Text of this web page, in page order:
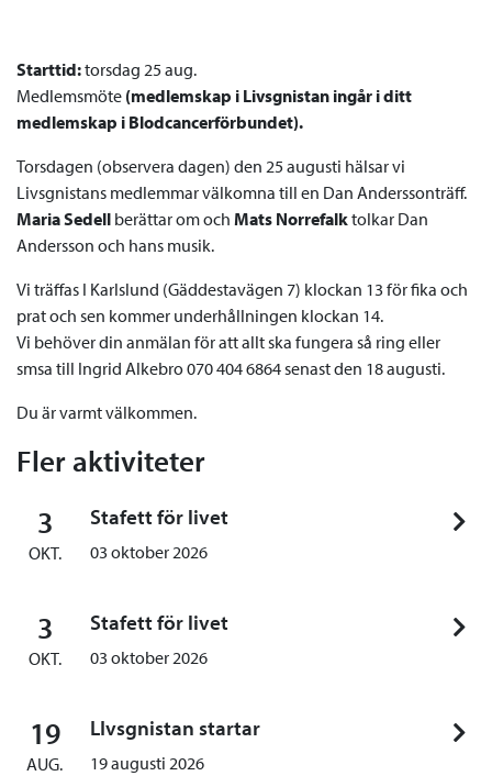
Starttid:torsdag 25 aug.
Medlemsmöte (medlemskap i Livsgnistan ingår i ditt
medlemskap i Blodcancerförbundet).
Torsdagen (observera dagen) den 25 augusti hälsar vi
Livsgnistans medlemmar välkomna till en Dan Anderssonträff.
Maria Sedell berättar om och Mats Norrefalktolkar Dan
Andersson och hans musik.
Vi träffas I Karlslund (Gäddestavägen 7) klockan 13 för fika och
prat och sen kommer underhållningen klockan 14.
Vi behöver din anmälan för att allt ska fungera så ring eller
smsa till Ingrid Alkebro 070 404 6864 senast den 18 augusti.
Du är varmt välkommen.
Fler aktiviteter
3
OKT.
Stafett för livet
03 oktober 2026
3
OKT.
Stafett för livet
03 oktober 2026
19
AUG.
LIvsgnistan startar
19 augusti 2026